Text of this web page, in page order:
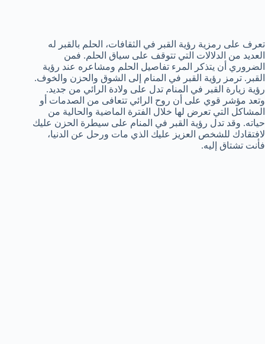
تعرف على رمزية رؤية القبر في الثقافات، الحلم بالقبر له
العديد من الدلالات التي تتوقف على سياق الحلم. فمن
الضروري أن يتذكر المرء تفاصيل الحلم ومشاعره عند رؤية
القبر. ترمز رؤية القبر في المنام إلى الشوق والحزن والخوف.
رؤية زيارة القبر في المنام تدل على ولادة الرائي من جديد.
وتعد مؤشر قوي على أن روح الرائي تتعافى من الصدمات أو
المشاكل التي تعرض لها خلال الفترة الماضية والحالية من
حياته. وقد تدل رؤية القبر في المنام على سيطرة الحزن عليك
لافتقادك للشخص العزيز عليك الذي مات ورحل عن الدنيا،
فأنت تشتاق إليه.